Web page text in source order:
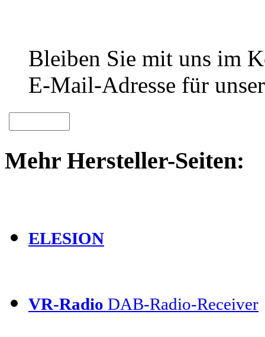
Bleiben Sie mit uns im
E-Mail-Adresse für
Mehr Hersteller-Seiten:
ELESION
VR-Radio DAB-Radio-Receiver